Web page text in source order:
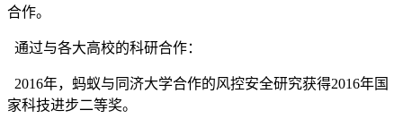
合作。
通过与各大高校的科研合作：
2016年，蚂蚁与同济大学合作的风控安全研究获得2016年国
家科技进步二等奖。